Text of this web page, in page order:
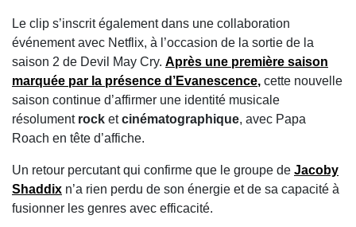
Le clip s’inscrit également dans une collaboration
événement avec Netflix, à l’occasion de la sortie de la
saison 2 de Devil May Cry. Après une première saison
marquée par la présence d’Evanescence, cette nouvelle
saison continue d’affirmer une identité musicale
résolument rock etcinématographique, avec Papa
Roach en tête d’affiche.
Un retour percutant qui confirme que le groupe de Jacoby
Shaddix n’a rien perdu de son énergie et de sa capacité à
fusionner les genres avec efficacité.